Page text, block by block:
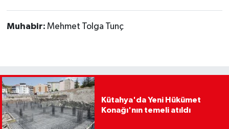
Muhabir: Mehmet Tolga Tunç
Kütahya'da Yeni Hükümet
Konağı'nın temeli atıldı